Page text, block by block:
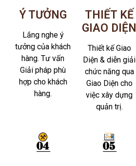
Ý TƯỞNG
Lắng nghe ý
tưởng của khách
hàng. Tư vấn
Giải pháp phù
hợp cho khách
hàng.
THIẾT KẾ
GIAO DIỆN
Thiết kế Giao
Diện & diễn giải
chức năng qua
Giao Diện cho
việc xây dựng
quản trị.